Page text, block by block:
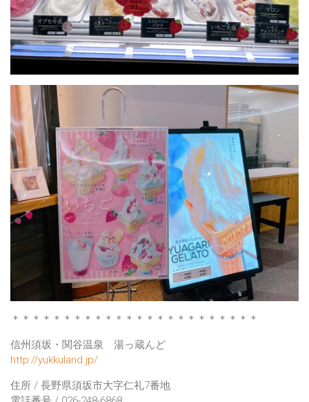
＊＊＊＊＊＊＊＊＊＊＊＊＊＊＊＊＊＊＊＊＊＊＊＊
信州須坂・関谷温泉 湯っ蔵んど
http://yukkuland.jp/
住所 / 長野県須坂市大字仁礼7番地